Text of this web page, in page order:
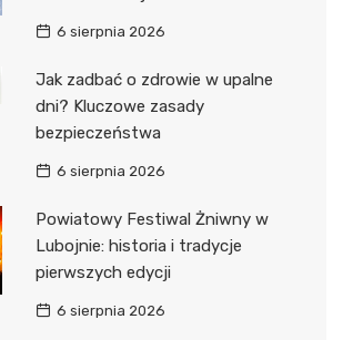
6 sierpnia 2026
Jak zadbać o zdrowie w upalne
dni? Kluczowe zasady
bezpieczeństwa
6 sierpnia 2026
Powiatowy Festiwal Żniwny w
Lubojnie: historia i tradycje
pierwszych edycji
6 sierpnia 2026